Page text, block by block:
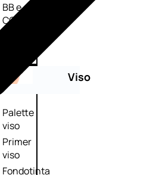
BB e
CC
Viso
Palette
viso
Primer
viso
Fondotinta